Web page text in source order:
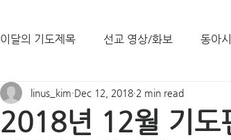
이달의 기도제목 선교 영상/화보 동아
불가리아 | 터키 독일 대만
2018년 12월 기도
linus_kim Dec 12, 2018 2 min read